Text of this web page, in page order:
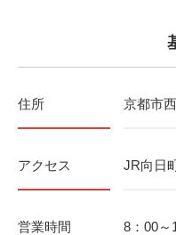
住所 京都市
アクセス JR向日
営業時間 8：00～